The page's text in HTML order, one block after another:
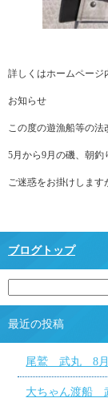
詳しくはホームページ
お知らせ
この度の遊漁船等の法
5月から9月の磯、朝釣
ご迷惑をお掛けします
ブログトップ
最近の投稿
尾鷲 武丸 8月
大ちゃん渡船